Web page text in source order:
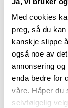
Med cookies
preg, så du
kanskje slippe
også noe av
annonsering
enda bedre for
våre. Håper du
selvfølgelig
produksjon
spileverk. Det
begrensning
Glattkanter i
bredder, fra
hardere
som er utsatt
eksempel i